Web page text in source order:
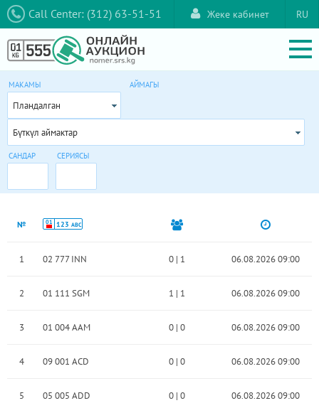
Call Center: (312) 63-51-51 RU
Жеке кабинет
МАКАМЫ
Пландалган
АЙМАГЫ
Бүткүл аймактар
САНДАР СЕРИЯСЫ
№ 01 123 ABC
1 02 777 INN 0| 1 06.08.2026 09:00
2 01 111 SGM 1 | 1 06.08.2026 09:00
3 01 004 AAM 0| 0 06.08.2026 09:00
4 09 001 ACD 0| 0 06.08.2026 09:00
5 05 005 ADD 0| 0 06.08.2026 09:00